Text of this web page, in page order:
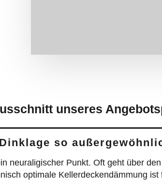
unseres
so
neuraligischer Punkt. Oft geht über
optimale Kellerdeckendämmung ist